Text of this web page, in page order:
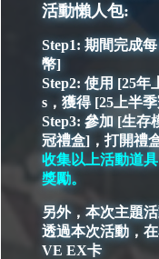
活動懶人包:
Step1: 期間完成
幣]
Step2: 使用 [25年
s，獲得 [25上半
Step3: 參加 [生存
冠禮盒]，打開禮
收集以上活動道
獎勵。
另外，本次主題
透過本次活動，
VE EX卡